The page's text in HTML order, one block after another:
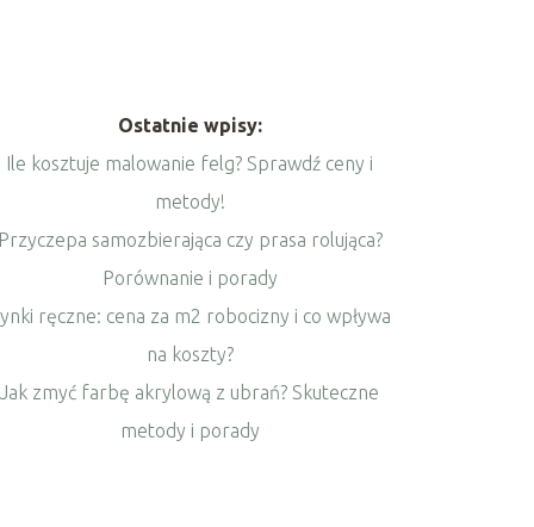
Ostatnie wpisy:
Ile kosztuje malowanie felg? Sprawdź ceny i
metody!
Przyczepa samozbierająca czy prasa rolująca?
Porównanie i porady
ręczne: cena za m2 robocizny i co wpływa
na koszty?
Jak zmyć farbę akrylową z ubrań? Skuteczne
metody i porady